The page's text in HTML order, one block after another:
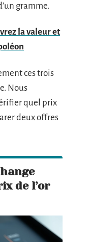
gramme.
la valeur et
ces trois
Nous
quel prix
deux offres
de l’or